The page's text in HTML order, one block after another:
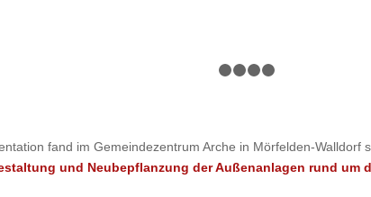
fand im Gemeindezentrum Arche in Mörfelden-
und Neubepflanzung der Außenanlagen rund